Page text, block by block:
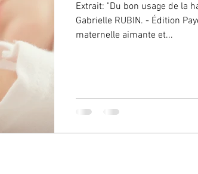
Extrait: "Du bon usage de la
Gabrielle RUBIN. - Édition
maternelle aimante et...